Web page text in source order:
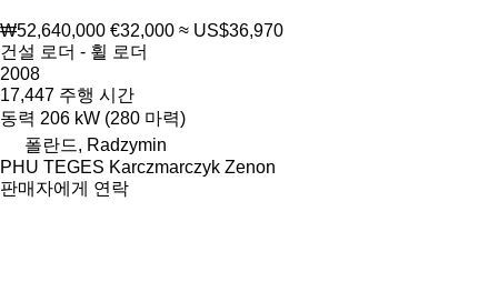
₩52,640,000 €32,000 ≈ US$36,970
건설 로더 - 휠 로더
2008
17,447 주행 시간
동력 206 kW (280 마력)
폴란드, Radzymin
PHU TEGES Karczmarczyk Zenon
판매자에게 연락